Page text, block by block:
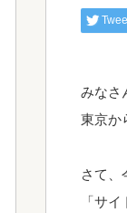
みなさ
東京か
さて、
「サ